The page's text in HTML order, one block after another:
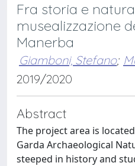
Fra storia e
musealizzazione
Manerba
Giamboni, Stefano;
2019/2020
Abstract
The project area is
Garda Archaeological
steeped in history and